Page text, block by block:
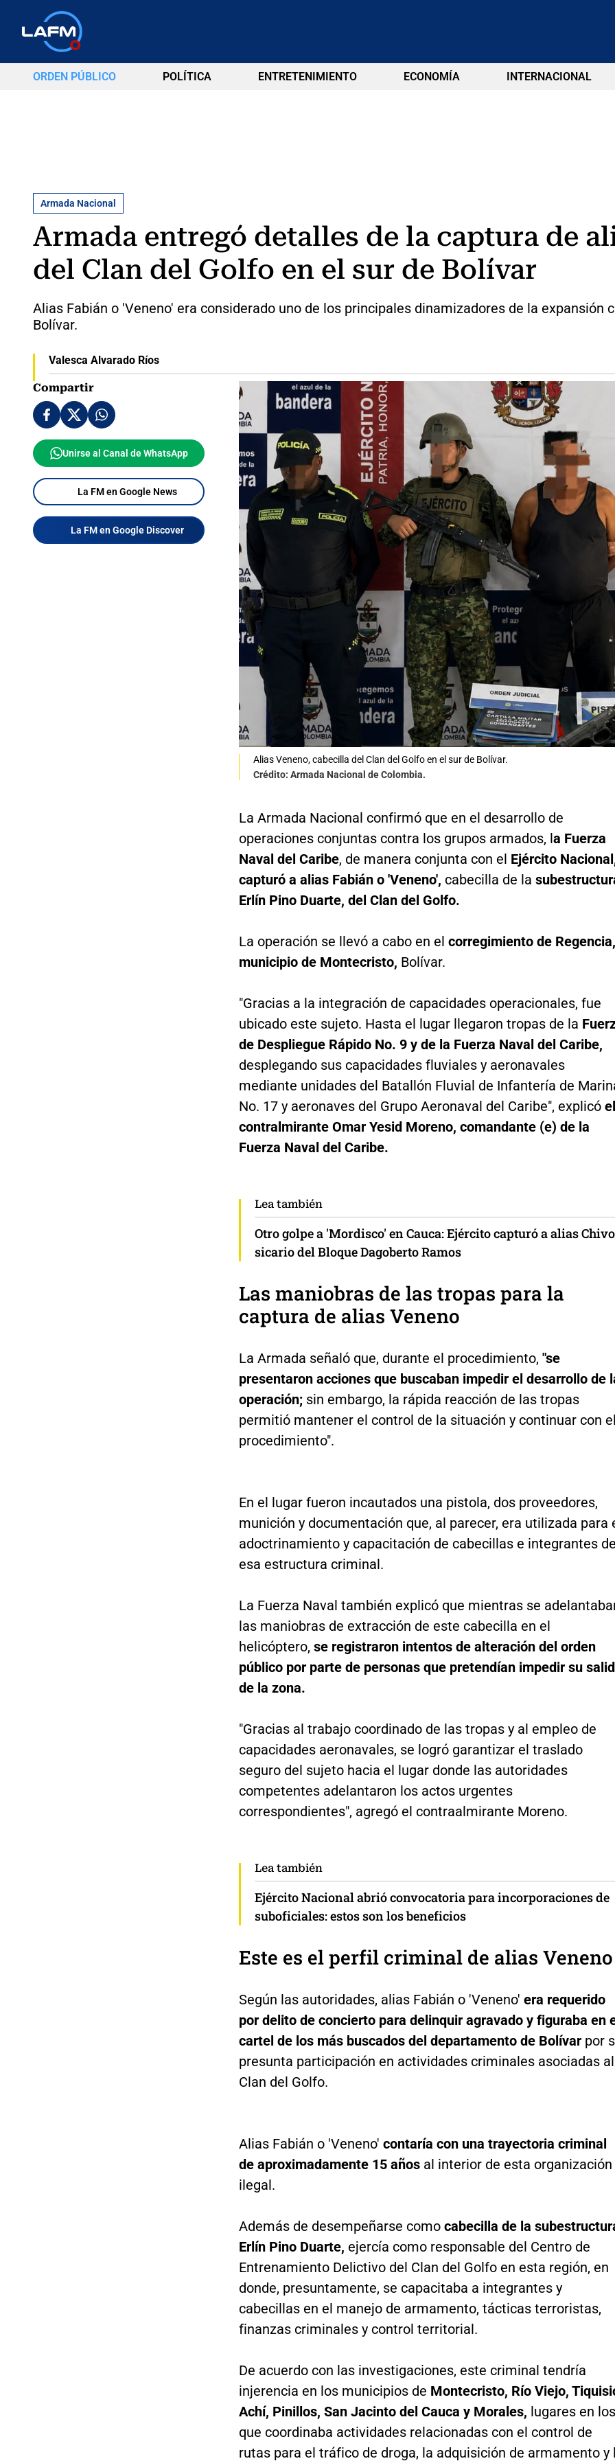
ORDEN PÚBLICO POLÍTICA ENTRETENIMIENTO ECONOMÍA INTERNACIONAL
Armada Nacional
Armada entregó detalles de la captura de
del Clan del Golfo en el sur de Bolívar
Alias Fabián o 'Veneno' era considerado uno de los principales dinamizadores de la expansión
Bolívar.
Valesca Alvarado Ríos
Compartir
Unirse al Canal de WhatsApp
La FM en Google News
La FM en Google Discover
Alias Veneno, cabecilla del Clan del Golfo en el sur de Bolívar.
Crédito: Armada Nacional de Colombia.
La Armada Nacional confirmó que en el desarrollo de
operaciones conjuntas contra los grupos armados, la Fuerza
Naval del Caribe, de manera conjunta con el Ejército
capturó a alias Fabián o 'Veneno', cabecilla de la
Erlín Pino Duarte, del Clan del Golfo.
La operación se llevó a cabo en el corregimiento de Regencia,
municipio de Montecristo, Bolívar.
"Gracias a la integración de capacidades operacionales, fue
ubicado este sujeto. Hasta el lugar llegaron tropas de la
de Despliegue Rápido No. 9 y de la Fuerza Naval del Caribe,
desplegando sus capacidades fluviales y aeronavales
mediante unidades del Batallón Fluvial de Infantería de
No. 17 y aeronaves del Grupo Aeronaval del Caribe", explicóel
contralmirante Omar Yesid Moreno, comandante (e) de la
Fuerza Naval del Caribe.
Lea también
Otro golpe a 'Mordisco' en Cauca: Ejército capturó a alias
sicario del Bloque Dagoberto Ramos
Las maniobras de las tropas para la
captura de alias Veneno
La Armada señaló que, durante el procedimiento, "se
presentaron acciones que buscaban impedir el desarrollo de
operación; sin embargo, la rápida reacción de las tropas
permitió mantener el control de la situación y continuar con
procedimiento".
En el lugar fueron incautados una pistola, dos proveedores,
munición y documentación que, al parecer, era utilizada para
adoctrinamiento y capacitación de cabecillas e integrantes
esa estructura criminal.
La Fuerza Naval también explicó que mientras se
las maniobras de extracción de este cabecilla en el
helicóptero, se registraron intentos de alteración del orden
público por parte de personas que pretendían impedir su
de la zona.
"Gracias al trabajo coordinado de las tropas y al empleo de
capacidades aeronavales, se logró garantizar el traslado
seguro del sujeto hacia el lugar donde las autoridades
competentes adelantaron los actos urgentes
correspondientes", agregó el contraalmirante Moreno.
Lea también
Ejército Nacional abrió convocatoria para incorporaciones de
suboficiales: estos son los beneficios
Este es el perfil criminal de alias Veneno
Según las autoridades, alias Fabián o 'Veneno' era requerido
por delito de concierto para delinquir agravado y figuraba en
cartel de los más buscados del departamento de Bolívar por
presunta participación en actividades criminales asociadas al
Clan del Golfo.
Alias Fabián o 'Veneno' contaría con una trayectoria criminal
de aproximadamente 15 añosal interior de esta organización
ilegal.
Además de desempeñarse como cabecilla de la
Erlín Pino Duarte, ejercía como responsable del Centro de
Entrenamiento Delictivo del Clan del Golfo en esta región, en
donde, presuntamente, se capacitaba a integrantes y
cabecillas en el manejo de armamento, tácticas terroristas,
finanzas criminales y control territorial.
De acuerdo con las investigaciones, este criminal tendría
injerencia en los municipios de Montecristo, Río Viejo,
Achí, Pinillos, San Jacinto del Cauca y Morales, lugares en los
que coordinaba actividades relacionadas con el control de
rutas para el tráfico de droga, la adquisición de armamento y